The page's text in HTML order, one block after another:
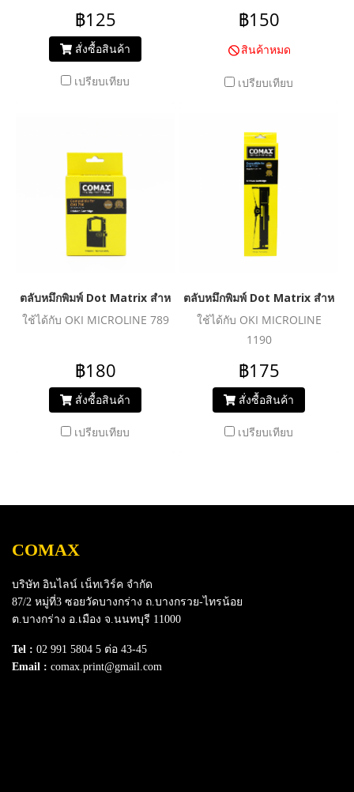
TURBO/390+/390/386/
385/380/3391/3390 ; ใช้ได้กับ
OKIMATE 240
฿125
สั่งซื้อสินค้า
เปรียบเทียบ
฿150
สินค้าหมด
เปรียบเทียบ
ตลับหมึกพิมพ์ Dot Matrix สำหรับ OKI 790
ใช้ได้กับ OKI MICROLINE 789
฿180
สั่งซื้อสินค้า
เปรียบเทียบ
ตลับหมึกพิมพ์ Dot Matrix สำหรับ
ใช้ได้กับ OKI MICROLINE
1190
฿175
สั่งซื้อสินค้า
เปรียบเทียบ
COMAX
บริษัท อินไลน์ เน็ทเวิร์ค จำกัด
87/2 หมู่ที่3 ซอยวัดบางกร่าง ถ.บางกรวย-ไทรน้อย
ต.บางกร่าง อ.เมือง จ.นนทบุรี 11000
Tel : 02 991 5804 5 ต่อ 43-45
Email : comax.print@gmail.com